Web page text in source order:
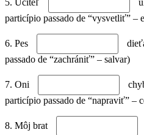
5. Učiteľ
particípio passado de “vysvetliť” –
6. Pes
passado de “zachrániť” – salvar)
7. Oni
particípio passado de “napraviť” –
8. Môj brat